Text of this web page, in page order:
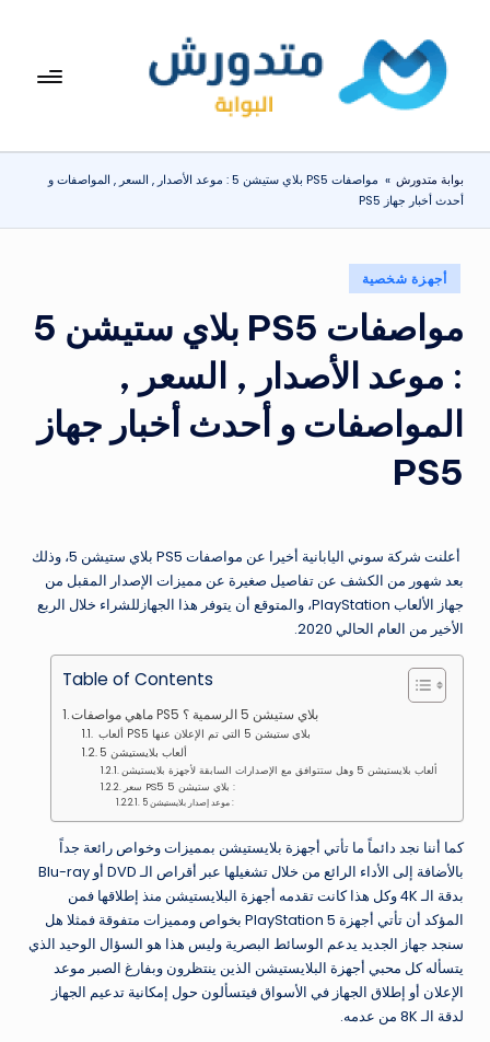
المحتوىبوا
مت
دو
ر
ش
تعرف
المنزلية
بوابة متدورش »
مواصفات PS5 بلاي ستيشن 5 : موعد الأصدار , السعر , المواصفات و
أحدث أخبار جهاز PS5
نُشر
في
أجهزة شخصية
مواصفات PS5 بلاي ستيشن 5
: موعد الأصدار , السعر ,
المواصفات و أحدث أخبار جهاز
PS5
أعلنت شركة سوني اليابانية أخيرا عن مواصفات PS5 بلاي ستيشن 5، وذلك
بعد شهور من الكشف عن تفاصيل صغيرة عن مميزات الإصدار المقبل من
جهاز الألعاب PlayStation، والمتوقع أن يتوفر هذا الجهازللشراء خلال الربع
الأخير من العام الحالي 2020.
Table of Contents
ماهي مواصفات PS5 بلاي ستيشن 5 الرسمية ؟
ألعاب بلايستيشن 5
سعر PS5 بلاي ستيشن 5 :
موعد إصدار بلايستيشن 5 :
كما أننا نجد دائماً ما تأتي أجهزة بلايستيشن بمميزات وخواص رائعة جداً
بالأضافة إلى الأداء الرائع من خلال تشغيلها عبر أقراص الـ DVD أو Blu-ray
بدقة الـ 4K وكل هذا كانت تقدمه أجهزة البلايستيشن منذ إطلاقها فمن
المؤكد أن تأتي أجهزة PlayStation 5 بخواص ومميزات متفوقة فمثلا هل
سنجد جهاز الجديد يدعم الوسائط البصرية وليس هذا هو السؤال الوحيد الذي
يتسأله كل محبي أجهزة البلايستيشن الذين ينتظرون وبفارغ الصبر موعد
الإعلان أو إطلاق الجهاز في الأسواق فيتسألون حول إمكانية تدعيم الجهاز
لدقة الـ 8K من عدمه.